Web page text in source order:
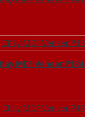
MDF Veneer